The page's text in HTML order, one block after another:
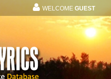
WELCOME GUEST